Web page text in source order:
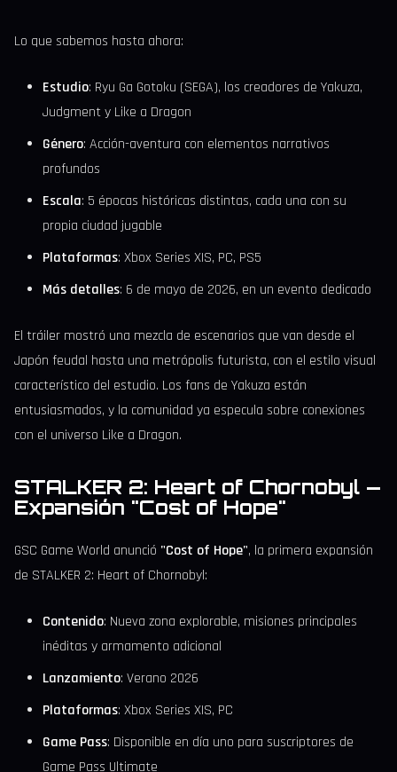
Lo que sabemos hasta ahora:
Estudio: Ryu Ga Gotoku (SEGA), los creadores de Yakuza,
Judgment y Like a Dragon
Género: Acción-aventura con elementos narrativos
profundos
Escala: 5 épocas históricas distintas, cada una con su
propia ciudad jugable
Plataformas: Xbox Series X|S, PC, PS5
Más detalles: 6 de mayo de 2026, en un evento dedicado
El tráiler mostró una mezcla de escenarios que van desde el
Japón feudal hasta una metrópolis futurista, con el estilo visual
característico del estudio. Los fans de Yakuza están
entusiasmados, y la comunidad ya especula sobre conexiones
con el universo Like a Dragon.
STALKER 2: Heart of Chornobyl —
Expansión "Cost of Hope"
GSC Game World anunció "Cost of Hope", la primera expansión
de STALKER 2: Heart of Chornobyl:
Contenido: Nueva zona explorable, misiones principales
inéditas y armamento adicional
Lanzamiento: Verano 2026
Plataformas: Xbox Series X|S, PC
Game Pass: Disponible en día uno para suscriptores de
Game Pass Ultimate